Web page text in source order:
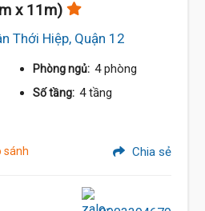
x 11m)
Thới Hiệp, Quận 12
Phòng ngủ: 4 phòng
Số tầng: 4 tầng
sánh Chia sẻ